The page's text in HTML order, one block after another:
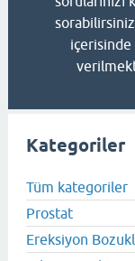
içerisinde
Kategoriler
Tüm kategoriler
Prostat
Ereksiyon